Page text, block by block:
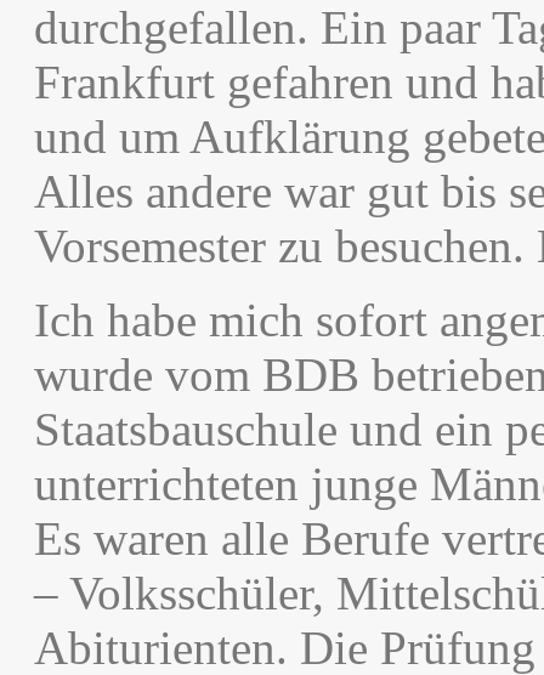
durchgefallen. Ein paar
Frankfurt gefahren und
und um Aufklärung
Alles andere war gut bis
Vorsemester zu
Ich habe mich sofort
wurde vom BDB
Staatsbauschule und ein
unterrichteten junge
Es waren alle Berufe
– Volksschüler,
Abiturienten. Die